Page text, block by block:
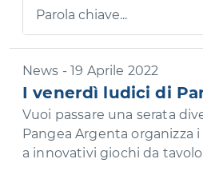
Parola chiave...
News - 19 Aprile 2022
I venerdì ludici di
Vuoi passare una serata
Pangea Argenta organizza
a innovativi giochi da tavolo